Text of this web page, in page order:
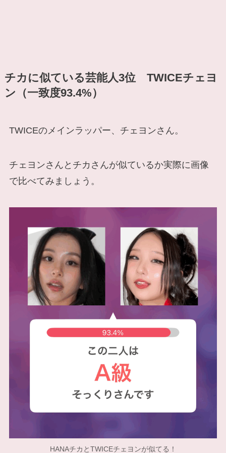
チカに似ている芸能人3位 TWICEチェヨ
ン（一致度93.4%）
TWICEのメインラッパー、チェヨンさん。
チェヨンさんとチカさんが似ているか実際に画像
で比べてみましょう。
HANAチカとTWICEチェヨンが似てる！